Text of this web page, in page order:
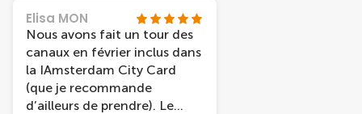
Leistung ist top.
Elisa MON
Nous avons fait un tour des
canaux en février inclus dans
la IAmsterdam City Card
(que je recommande
d’ailleurs de prendre). Le